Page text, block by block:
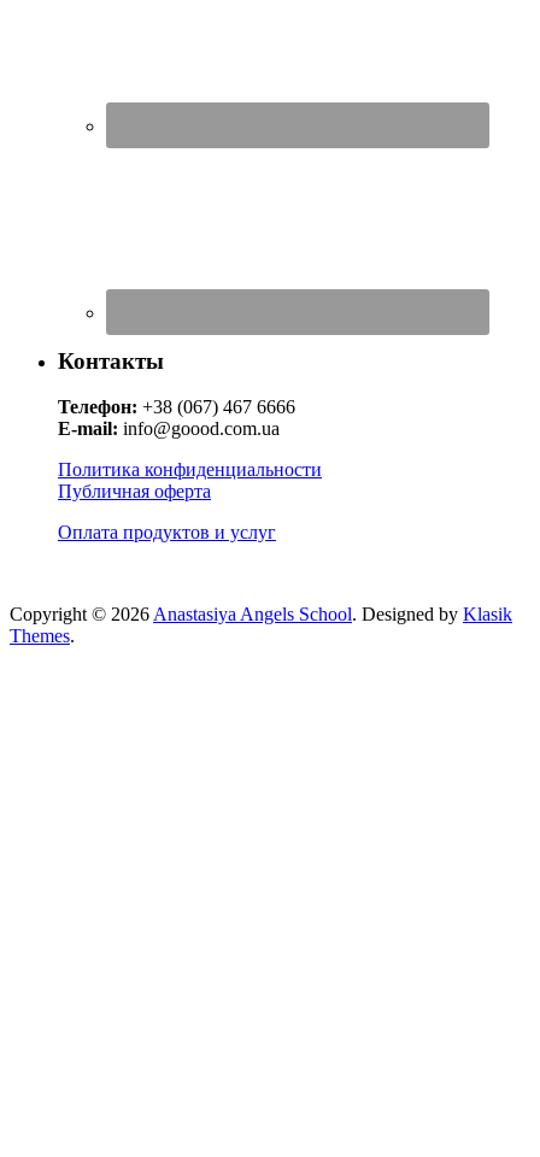
Контакты
Телефон: +38 (067) 467 6666
E-mail: info@goood.com.ua
Политика конфиденциальности
Публичная оферта
Оплата продуктов и услуг
Copyright © 2026 Anastasiya Angels School. Designed by Klasik
Themes.